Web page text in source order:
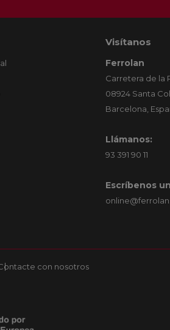
Visítanos
Ferrolan
Carretera de la
08924 Santa
Barcelona,
Llámanos:
93 391 90 11
Escríbenos
con nosotros